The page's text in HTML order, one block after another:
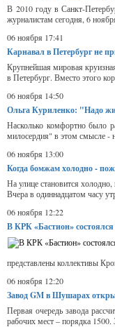
В 2010 году в Санкт-
журналистам сегодня, 6
06 ноября 17:41
Карнавал в Петербург не
Крупнейшая мировая
в Петербург. Вместо этого
06 ноября 14:50
Ольга Куриленко: "Надо
Насколько комфортно было
милосердия" в этом смысле -
06 ноября 13:00
Когда бомжам холодно -
На улице становится
Вчера в одиннадцатом часу
06 ноября 12:22
В КРК «Бастион»
представлены коллективы
06 ноября 12:20
Завод GM в Шушарах
Первая очередь завода
рабочих мест – порядка